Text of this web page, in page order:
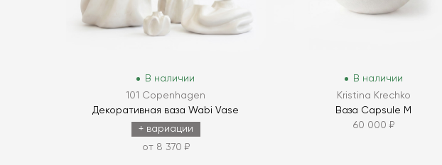
В наличии
101 Copenhagen
Декоративная ваза Wabi Vase
+ вариации
от 8 370 ₽
В наличии
Kristina Krechko
Ваза Capsule M
60 000 ₽